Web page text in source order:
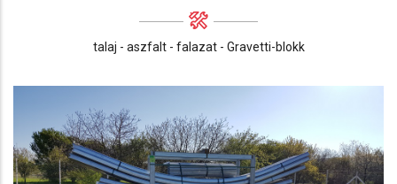
talaj - aszfalt - falazat - Gravetti-blokk